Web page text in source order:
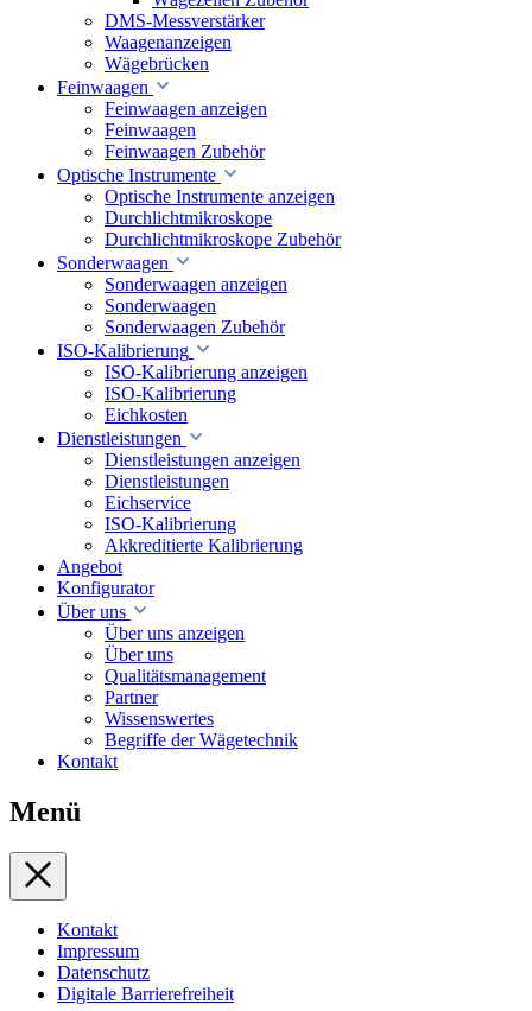
DMS-Messverstärker
Waagenanzeigen
Wägebrücken
Feinwaagen
Feinwaagen anzeigen
Feinwaagen
Feinwaagen Zubehör
Optische Instrumente
Optische Instrumente anzeigen
Durchlichtmikroskope
Durchlichtmikroskope Zubehör
Sonderwaagen
Sonderwaagen anzeigen
Sonderwaagen
Sonderwaagen Zubehör
ISO-Kalibrierung
ISO-Kalibrierung anzeigen
ISO-Kalibrierung
Eichkosten
Dienstleistungen
Dienstleistungen anzeigen
Dienstleistungen
Eichservice
ISO-Kalibrierung
Akkreditierte Kalibrierung
Angebot
Konfigurator
Über uns
Über uns anzeigen
Über uns
Qualitätsmanagement
Partner
Wissenswertes
Begriffe der Wägetechnik
Kontakt
Menü
Kontakt
Impressum
Datenschutz
Digitale Barrierefreiheit